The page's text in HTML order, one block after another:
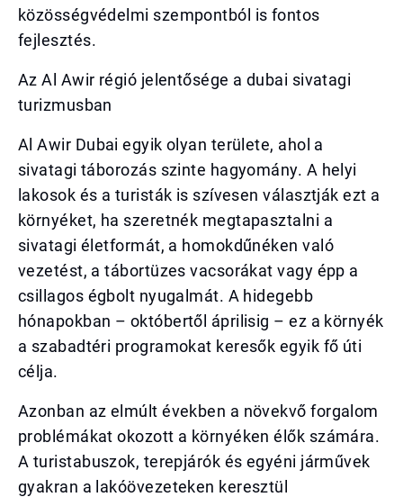
közösségvédelmi szempontból is fontos
fejlesztés.
Az Al Awir régió jelentősége a dubai sivatagi
turizmusban
Al Awir Dubai egyik olyan területe, ahol a
sivatagi táborozás szinte hagyomány. A helyi
lakosok és a turisták is szívesen választják ezt a
környéket, ha szeretnék megtapasztalni a
sivatagi életformát, a homokdűnéken való
vezetést, a tábortüzes vacsorákat vagy épp a
csillagos égbolt nyugalmát. A hidegebb
hónapokban – októbertől áprilisig – ez a környék
a szabadtéri programokat keresők egyik fő úti
célja.
Azonban az elmúlt években a növekvő forgalom
problémákat okozott a környéken élők számára.
A turistabuszok, terepjárók és egyéni járművek
gyakran a lakóövezeteken keresztül